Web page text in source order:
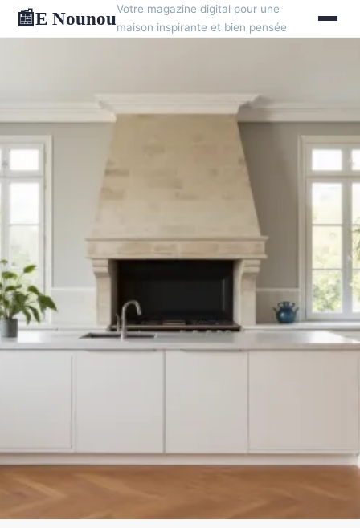
📰E NounouVotre magazine digital pour une
maison inspirante et bien pensée